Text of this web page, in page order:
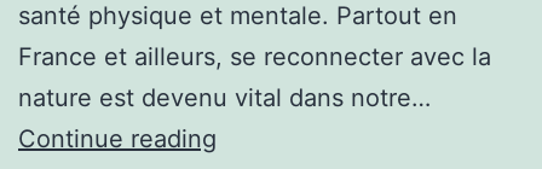
santé physique et mentale. Partout en
France et ailleurs, se reconnecter avec la
nature est devenu vital dans notre…
Continue reading